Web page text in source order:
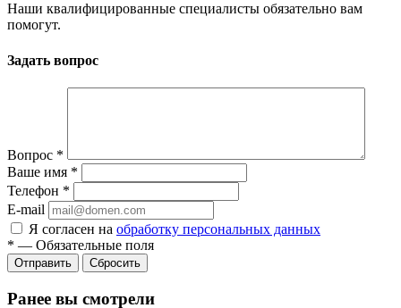
Наши квалифицированные специалисты обязательно вам
помогут.
Задать вопрос
Вопрос *
Ваше имя *
Телефон *
E-mail
Я согласен на обработку персональных данных
* — Обязательные поля
Сбросить
Ранее вы смотрели